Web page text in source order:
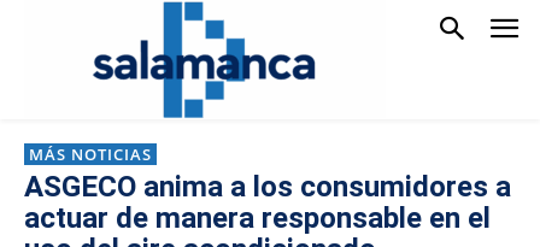
MÁS NOTICIAS
ASGECO anima a los consumidores a
actuar de manera responsable en el